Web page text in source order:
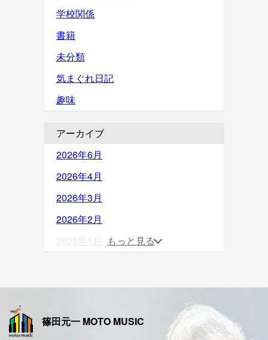
学校関係
書籍
未分類
気まぐれ日記
趣味
アーカイブ
2026年6月
2026年4月
2026年3月
2026年2月
2026年1月
2025年9月
もっと見る
篠田元一 MOTO MUSIC